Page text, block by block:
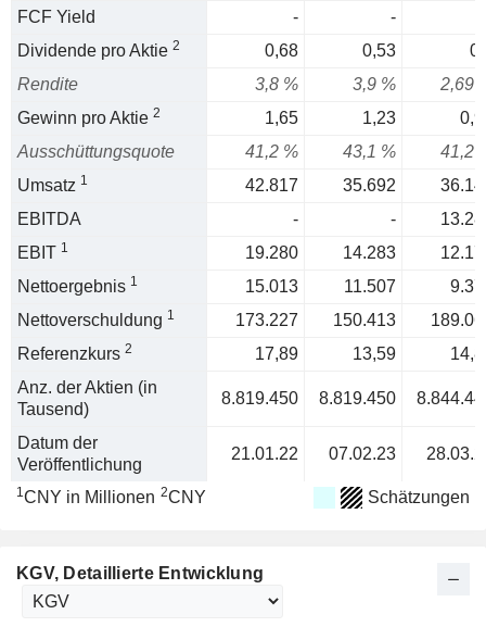
FCF Yield -
-
Dividende pro Aktie 2 0,68 0,53
Rendite
3,8 % 3,9 %
2,69
Gewinn pro Aktie 2 1,65 1,23
Ausschüttungsquote
41,2 % 43,1 %
41,2
Umsatz 1 42.817 35.692
EBITDA
- -
EBIT 1 19.280 14.283
Nettoergebnis 1 15.013 11.507
Nettoverschuldung 1 173.227 150.413
Referenzkurs 2 17,89 13,59
Anz. der Aktien (in
Tausend)
8.819.450 8.819.450
Datum der
Veröffentlichung
21.01.22 07.02.23
1CNY in Millionen 2CNY Schätzungen
KGV, Detaillierte Entwicklung